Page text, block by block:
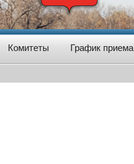
Комитеты График приема